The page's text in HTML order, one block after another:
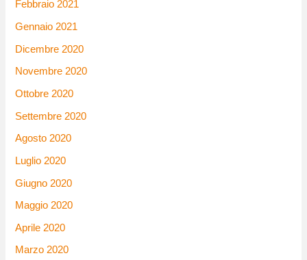
Febbraio 2021
Gennaio 2021
Dicembre 2020
Novembre 2020
Ottobre 2020
Settembre 2020
Agosto 2020
Luglio 2020
Giugno 2020
Maggio 2020
Aprile 2020
Marzo 2020